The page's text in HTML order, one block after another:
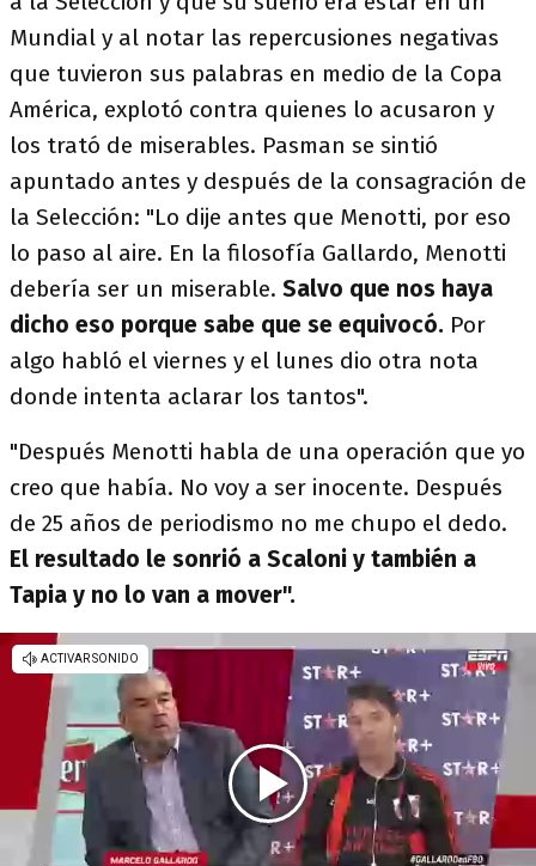
Mundial y al notar las repercusiones negativas
que tuvieron sus palabras en medio de la Copa
América, explotó contra quienes lo acusaron y
los trató de miserables. Pasman se sintió
apuntado antes y después de la consagración de
la Selección: "Lo dije antes que Menotti, por eso
lo paso al aire. En la filosofía Gallardo, Menotti
debería ser un miserable. Salvo que nos haya
dicho eso porque sabe que se equivocó. Por
algo habló el viernes y el lunes dio otra nota
donde intenta aclarar los tantos".
"Después Menotti habla de una operación que yo
creo que había. No voy a ser inocente. Después
de 25 años de periodismo no me chupo el dedo.
El resultado le sonrió a Scaloni y también a
Tapia y no lo van a mover".